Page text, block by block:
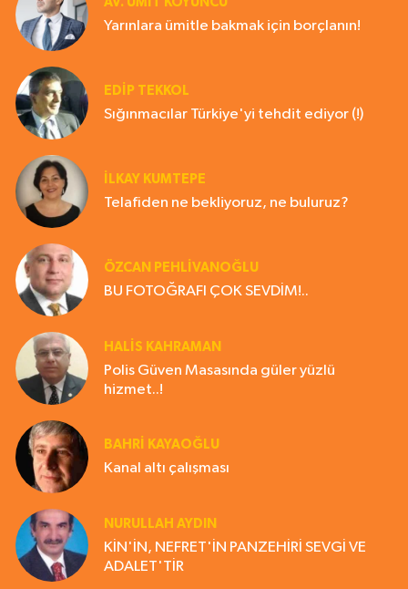
Yarınlara ümitle bakmak için borçlanın!
EDIP TEKKOL
Sığınmacılar Türkiye'yi tehdit ediyor (!)
İLKAY KUMTEPE
Telafiden ne bekliyoruz, ne buluruz?
ÖZCAN PEHLİVANOĞLU
BU FOTOĞRAFI ÇOK SEVDİM!..
HALIS KAHRAMAN
Polis Güven Masasında güler yüzlü
hizmet..!
BAHRI KAYAOĞLU
Kanal altı çalışması
NURULLAH AYDIN
KİN'İN, NEFRET'İN PANZEHİRİ SEVGİ VE
ADALET'TİR